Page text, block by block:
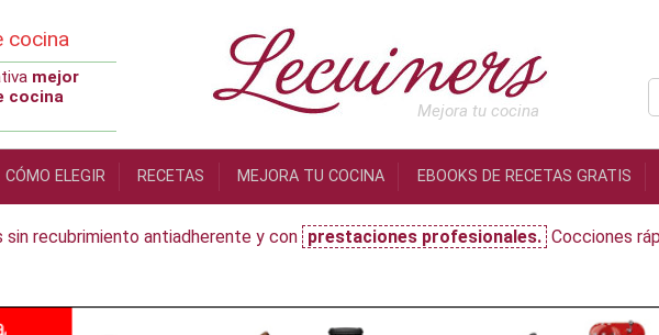
Mejora tu cocina
CÓMO ELEGIR RECETAS MEJORA TU COCINA EBOOKS DE RECETAS GRATIS
cocina
mejor
cocina
sin recubrimiento antiadherente y con prestaciones profesionales. Cocciones